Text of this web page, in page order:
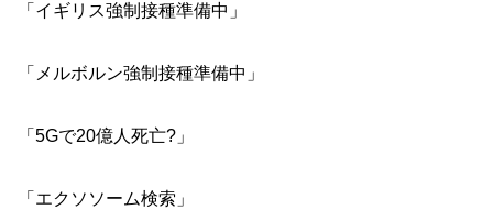
「イギリス強制接種準備中」
「メルボルン強制接種準備中」
「5Gで20億人死亡?」
「エクソソーム検索」